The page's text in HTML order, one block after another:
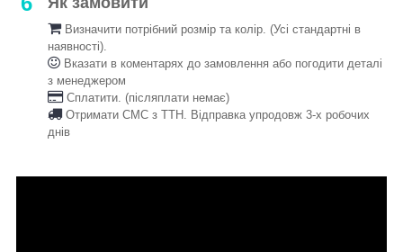
Визначити потрібний розмір та колір. (Усі стандартні в
наявності).
Вказати в коментарях до замовлення або погодити деталі
з менеджером
Сплатити. (післяплати немає)
Отримати СМС з ТТН. Відправка упродовж 3-х робочих
днів